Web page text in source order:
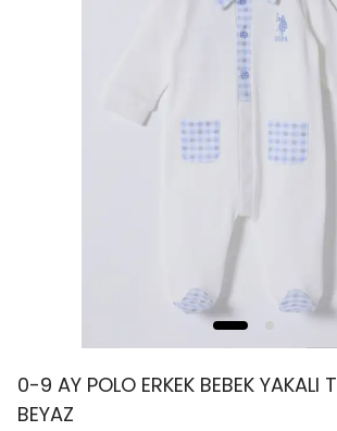
0-9 AY POLO ERKEK BEBEK YAKALI
BEYAZ